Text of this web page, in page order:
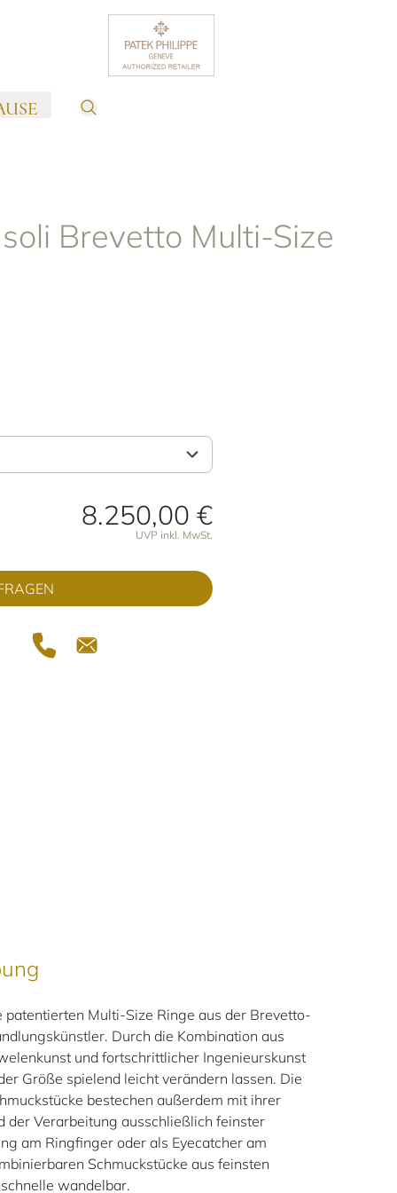
Brevetto Multi-Size
8.250,00 €
UVP inkl. MwSt.
Multi-Size Ringe aus der Brevetto-
Durch die Kombination aus
und fortschrittlicher Ingenieurskunst
Größe spielend leicht verändern lassen. Die
bestechen außerdem mit ihrer
der Verarbeitung ausschließlich feinster
am Ringfinger oder als Eyecatcher am
Schmuckstücke aus feinsten
wandelbar.